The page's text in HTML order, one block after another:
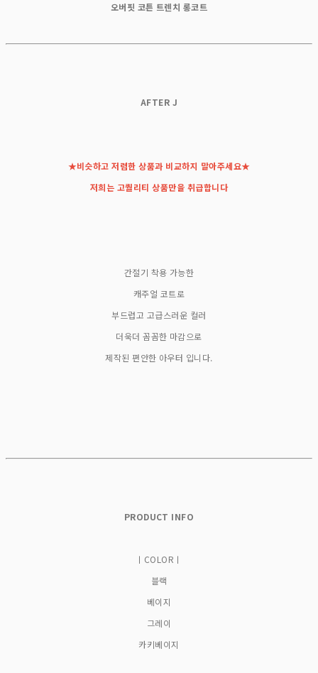
오버핏 코튼 트렌치 롱코트
AFTER J
★비슷하고 저렴한 상품과 비교하지 말아주세요★
저희는 고퀄리티 상품만을 취급합니다
간절기 착용 가능한
캐주얼 코트로
부드럽고 고급스러운 컬러
더욱더 꼼꼼한 마감으로
제작된 편안한 아우터 입니다.
PRODUCT INFO
ㅣCOLORㅣ
블랙
베이지
그레이
카키베이지